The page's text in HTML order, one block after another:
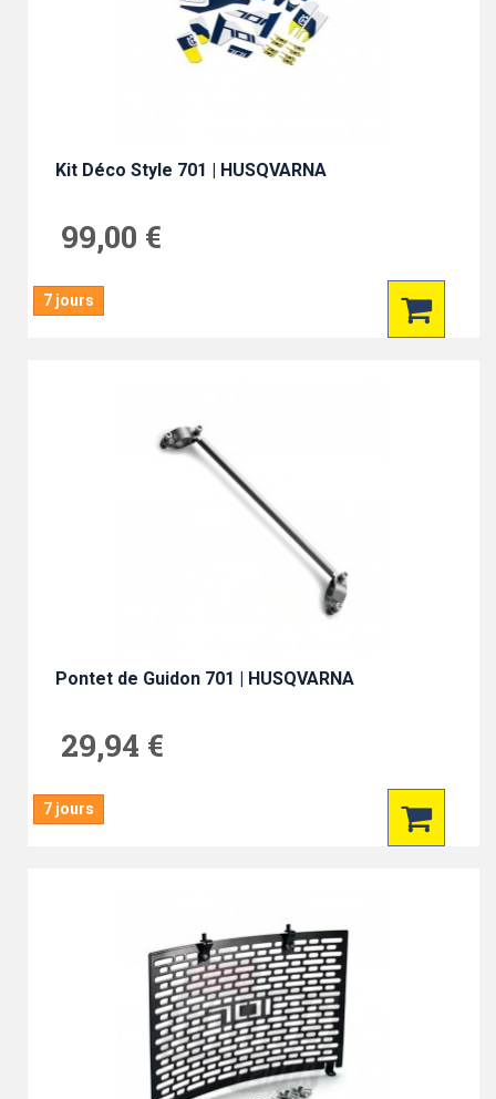
Kit Déco Style 701 | HUSQVARNA
99,00 €
7 jours
Pontet de Guidon 701 | HUSQVARNA
29,94 €
7 jours